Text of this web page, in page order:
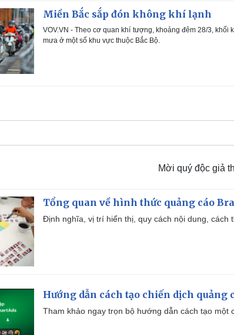
Miền Bắc sắp đón không khí lạnh
VOV.VN - Theo cơ quan khí tượng, khoảng đêm 28/3,
mưa ở một số khu vực thuộc Bắc Bộ.
Mời quý độc giả
Tổng quan về hình thức quảng cáo
Định nghĩa, vị trí hiển thị, quy cách nội dung, cách
Hướng dẫn cách tạo chiến dịch quảng
Tham khảo ngay trọn bộ hướng dẫn cách tạo một